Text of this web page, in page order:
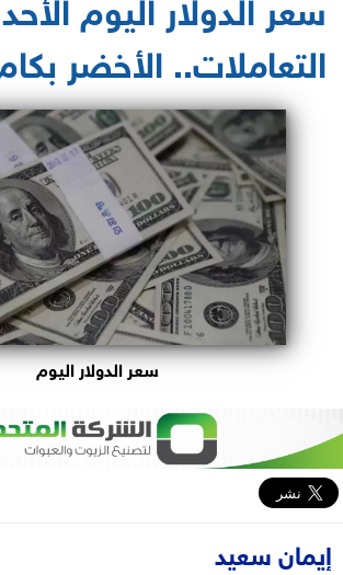
التعاملات.. الأخضر
سعر الدولار اليوم
إيمان سعيد